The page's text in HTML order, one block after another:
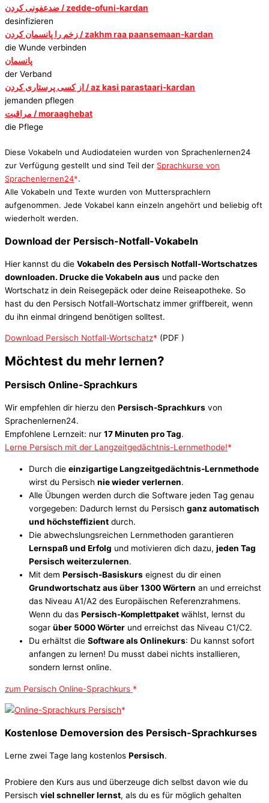
ضدعفونی کردن / zedde-ofuni-kardan
desinfizieren
زخم را پانسمان کردن / zakhm raa paansemaan-kardan
die Wunde verbinden
پانسمان
der Verband
از کسی پرستاری کردن / az kasi parastaari-kardan
jemanden pflegen
مراقبت / moraaghebat
die Pflege
Diese Vokabeln und Audiodateien wurden von Sprachenlernen24
zur Verfügung gestellt und sind Teil der Sprachkurse von
Sprachenlernen24 .
Alle Vokabeln und Texte wurden von Muttersprachlern
aufgenommen. Jede Vokabel kann einzeln angehört und beliebig oft
wiederholt werden.
Download der Persisch-Notfall-Vokabeln
Hier kannst du die Vokabeln des Persisch Notfall-Wortschatzes
downloaden. Drucke die Vokabeln aus und packe den
Wortschatz in dein Reisegepäck oder deine Reiseapotheke. So
hast du den Persisch Notfall-Wortschatz immer griffbereit, wenn
du ihn einmal dringend benötigen solltest.
Download Persisch Notfall-Wortschatz (PDF )
Möchtest du mehr lernen?
Persisch Online-Sprachkurs
Wir empfehlen dir hierzu den Persisch-Sprachkurs von
Sprachenlernen24.
Empfohlene Lernzeit: nur 17 Minuten pro Tag.
Lerne Persisch mit der Langzeitgedächtnis-Lernmethode!
Durch die einzigartige Langzeitgedächtnis-Lernmethode
wirst du Persisch nie wieder verlernen.
Alle Übungen werden durch die Software jeden Tag genau
vorgegeben: Dadurch lernst du Persisch ganz automatisch
und höchsteffizient durch.
Die abwechslungsreichen Lernmethoden garantieren
Lernspaß und Erfolg und motivieren dich dazu, jeden Tag
Persisch weiterzulernen.
Mit dem Persisch-Basiskurs eignest du dir einen
Grundwortschatz aus über 1300 Wörtern an und erreichst
das Niveau A1/A2 des Europäischen Referenzrahmens.
Wenn du das Persisch-Komplettpaket wählst, lernst du
sogar über 5000 Wörter und erreichst das Niveau C1/C2.
Du erhältst die Software als Onlinekurs: Du kannst sofort
anfangen zu lernen! Du musst dabei nichts installieren,
sondern lernst online.
zum Persisch Online-Sprachkurs
Kostenlose Demoversion des Persisch-Sprachkurses
Lerne zwei Tage lang kostenlos Persisch.
Probiere den Kurs aus und überzeuge dich selbst davon wie du
Persisch viel schneller lernst, als du es für möglich gehalten